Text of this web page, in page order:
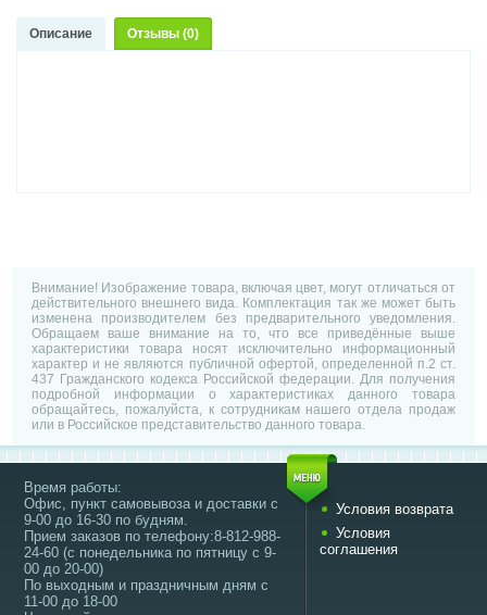
Описание Отзывы (0)
Внимание! Изображение товара, включая цвет, могут отличаться от
действительного внешнего вида. Комплектация так же может быть
изменена производителем без предварительного уведомления.
Обращаем ваше внимание на то, что все приведённые выше
характеристики товара носят исключительно информационный
характер и не являются публичной офертой, определенной п.2 ст.
437 Гражданского кодекса Российской федерации. Для получения
подробной информации о характеристиках данного товара
обращайтесь, пожалуйста, к сотрудникам нашего отдела продаж
или в Российское представительство данного товара.
Время работы:
Офис, пункт самовывоза и доставки с
9-00 до 16-30 по будням.
Прием заказов по телефону:8-812-988-
24-60 (с понедельника по пятницу с 9-
00 до 20-00)
По выходным и праздничным дням с
11-00 до 18-00
Условия возврата
Условия
соглашения